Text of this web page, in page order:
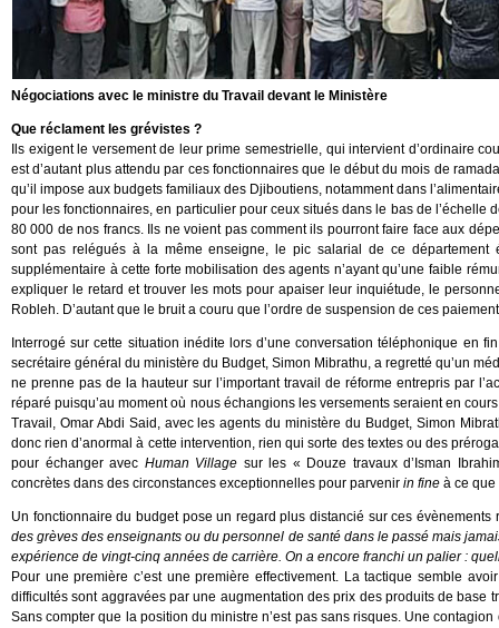
Négociations avec le ministre du Travail devant le Ministère
Que réclament les grévistes ?
Ils exigent le versement de leur prime semestrielle, qui intervient d’ordinaire
est d’autant plus attendu par ces fonctionnaires que le début du mois de
qu’il impose aux budgets familiaux des Djiboutiens, notamment dans
pour les fonctionnaires, en particulier pour ceux situés dans le bas de
80 000 de nos francs. Ils ne voient pas comment ils pourront faire face aux
sont pas relégués à la même enseigne, le pic salarial de ce département
supplémentaire à cette forte mobilisation des agents n’ayant qu’une faible
expliquer le retard et trouver les mots pour apaiser leur inquiétude, le
Robleh. D’autant que le bruit a couru que l’ordre de suspension de ces
Interrogé sur cette situation inédite lors d’une conversation téléphonique en
secrétaire général du ministère du Budget, Simon Mibrathu, a regretté qu’un
ne prenne pas de la hauteur sur l’important travail de réforme entrepris par
réparé puisqu’au moment où nous échangions les versements seraient en
Travail, Omar Abdi Said, avec les agents du ministère du Budget, Simon
donc rien d’anormal à cette intervention, rien qui sorte des textes ou des
pour échanger avec Human Village sur les « Douze travaux d’Isman
concrètes dans des circonstances exceptionnelles pour parvenir in fine à ce que
Un fonctionnaire du budget pose un regard plus distancié sur ces évènements
des grèves des enseignants ou du personnel de santé dans le passé mais
expérience de vingt-cinq années de carrière. On a encore franchi un palier :
Pour une première c’est une première effectivement. La tactique semble
difficultés sont aggravées par une augmentation des prix des produits de base
Sans compter que la position du ministre n’est pas sans risques. Une